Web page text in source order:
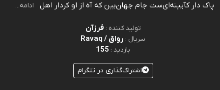
پاک دار کآيينه‌ای‌ست جام جهان‌بين که آه از او کردار اهل
ادامه...
تولید کننده : فرزآن
سریال : رواق / Ravaq
بازدید : 155
اشتراک‌گذاری در تلگرام